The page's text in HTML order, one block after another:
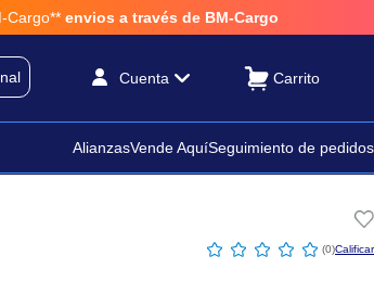
a través de BM-Cargo
Cuenta
AlianzasVende AquíSeguimiento de pedidos
☆ ☆ ☆ ☆ ☆ (0)